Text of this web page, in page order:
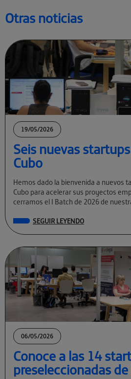
Otras noticias
19/05/2026
Seis nuevas
Cubo
Hemos dado la bienvenida a nuevos
Cubo para acelerar sus proyectos
cerramos el I Batch de 2026 de
SEGUIR LEYENDO
06/05/2026
Conoce a las 14
preseleccionadas de